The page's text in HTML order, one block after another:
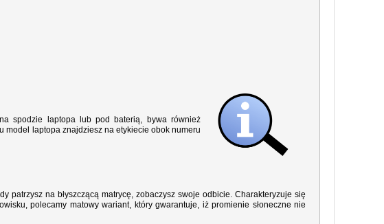
spodzie laptopa lub pod baterią, bywa również
model laptopa znajdziesz na etykiecie obok numeru
na błyszczącą matrycę, zobaczysz swoje odbicie. Charakteryzuje się
polecamy matowy wariant, który gwarantuje, iż promienie słoneczne nie